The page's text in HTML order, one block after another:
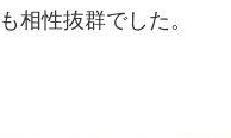
性抜群でした。